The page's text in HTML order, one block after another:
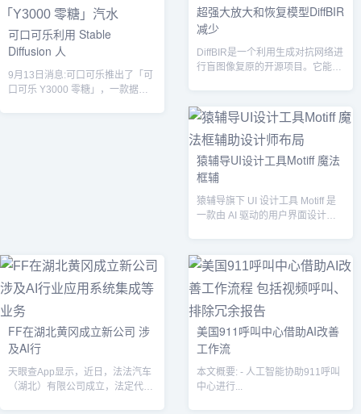
可口可乐利用 Stable
Diffusion 人
9月13日消息:可口可乐推出了「可
口可乐 Y3000 零糖」，一款据报
超强大放大和恢复模型DiffBIR
减少
DiffBIR是一个利用生成对抗网络进
行盲图像复原的开源项目。它能够
猿辅导UI设计工具Motiff 魔法
框辅
猿辅导旗下 UI 设计工具 Motiff 是
一款由 AI 驱动的用户界面设计工
FF在湖北黄冈成立新公司 涉
及AI行
天眼查App显示，近日，法法汽车
（湖北）有限公司成立，法定代表
美国911呼叫中心借助AI改善
工作流
本文概要: - 人工智能协助911呼叫
中心进行...